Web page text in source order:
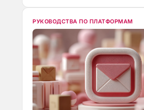
РУКОВОДСТВА ПО ПЛАТФОРМАМ